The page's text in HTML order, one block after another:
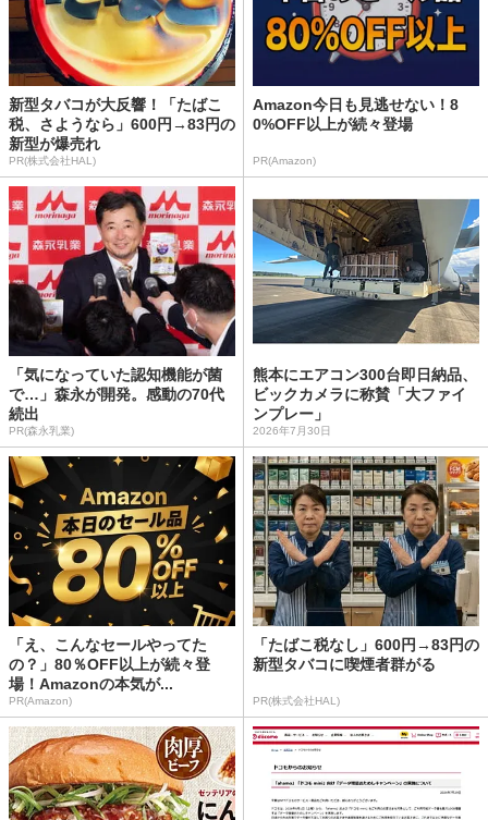
新型タバコが大反響！「たばこ
税、さようなら」600円→83円の
新型が爆売れ
PR(株式会社HAL)
Amazon今日も見逃せない！8
0%OFF以上が続々登場
PR(Amazon)
「気になっていた認知機能が菌
で…」森永が開発。感動の70代
続出
PR(森永乳業)
熊本にエアコン300台即日納品、
ビックカメラに称賛「大ファイ
ンプレー」
2026年7月30日
「え、こんなセールやってた
の？」80％OFF以上が続々登
場！Amazonの本気が...
PR(Amazon)
「たばこ税なし」600円→83円の
新型タバコに喫煙者群がる
PR(株式会社HAL)